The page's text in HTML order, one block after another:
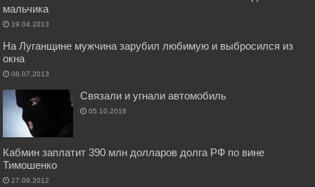
мальчика
19.04.2013
На Луганщине мужчина зарубил любимую и выбросился из
окна
08.07.2013
Связали и угнали автомобиль
05.10.2016
Кабмин заплатит 390 млн долларов долга РФ по вине
Тимошенко
27.09.2012